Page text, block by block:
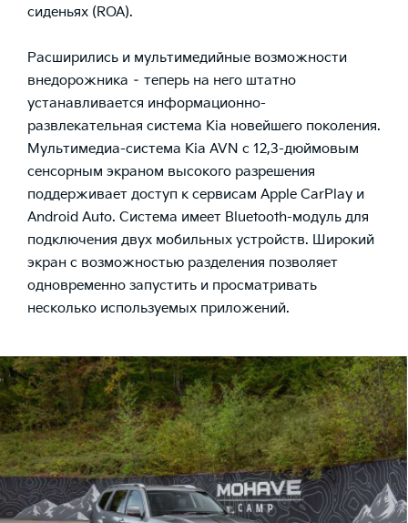
сиденьях (ROA).
Расширились и мультимедийные возможности
внедорожника – теперь на него штатно
устанавливается информационно-
развлекательная система Kia новейшего поколения.
Мультимедиа-система Kia AVN с 12,3-дюймовым
сенсорным экраном высокого разрешения
поддерживает доступ к сервисам Apple CarPlay и
Android Auto. Система имеет Bluetooth-модуль для
подключения двух мобильных устройств. Широкий
экран с возможностью разделения позволяет
одновременно запустить и просматривать
несколько используемых приложений.